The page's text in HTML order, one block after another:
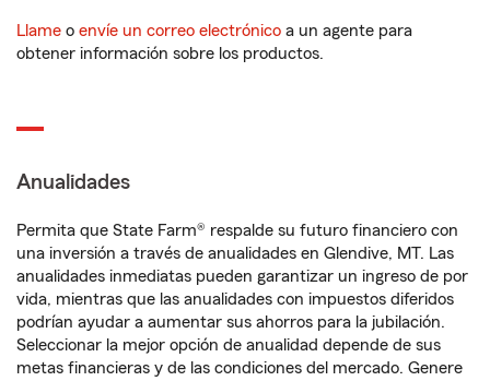
Llame o envíe un correo electrónico a un agente para
obtener información sobre los productos.
Anualidades
Permita que State Farm® respalde su futuro financiero con
una inversión a través de anualidades en Glendive, MT. Las
anualidades inmediatas pueden garantizar un ingreso de por
vida, mientras que las anualidades con impuestos diferidos
podrían ayudar a aumentar sus ahorros para la jubilación.
Seleccionar la mejor opción de anualidad depende de sus
metas financieras y de las condiciones del mercado. Genere